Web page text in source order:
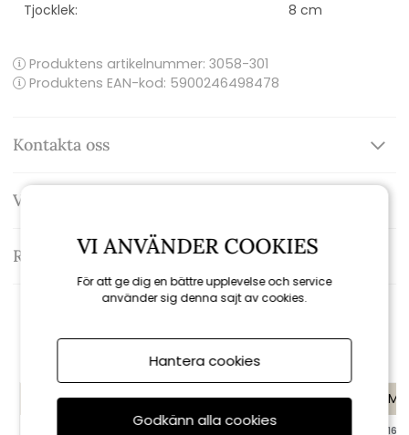
Tjocklek: 8 cm
Produktens artikelnummer: 3058-301
Produktens EAN-kod: 5900246498478
Kontakta oss
Varumärke: Brafab
Recensioner
KAMPANJ KAMPANJ
till 16/8
VI ANVÄNDER COOKIES
För att ge dig en bättre upplevelse och service
använder sig denna sajt av cookies.
Hantera cookies
Godkänn alla cookies